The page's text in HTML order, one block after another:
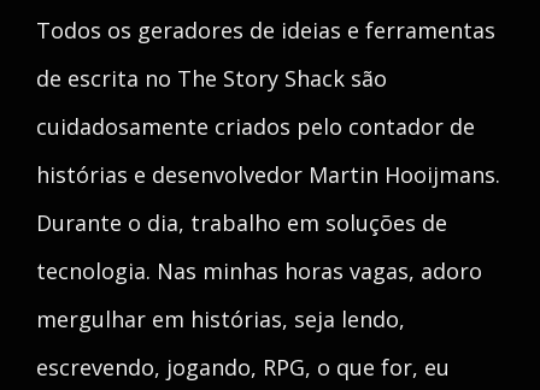
Todos os geradores de ideias e ferramentas
de escrita no The Story Shack são
cuidadosamente criados pelo contador de
histórias e desenvolvedor Martin Hooijmans.
Durante o dia, trabalho em soluções de
tecnologia. Nas minhas horas vagas, adoro
mergulhar em histórias, seja lendo,
escrevendo, jogando, RPG, o que for, eu